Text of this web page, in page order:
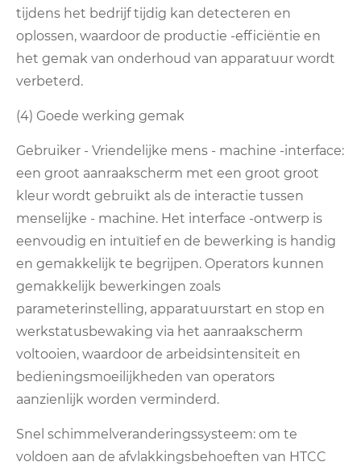
tijdens het bedrijf tijdig kan detecteren en
oplossen, waardoor de productie -efficiëntie en
het gemak van onderhoud van apparatuur wordt
verbeterd.
(4) Goede werking gemak
Gebruiker - Vriendelijke mens - machine -interface:
een groot aanraakscherm met een groot groot
kleur wordt gebruikt als de interactie tussen
menselijke - machine. Het interface -ontwerp is
eenvoudig en intuïtief en de bewerking is handig
en gemakkelijk te begrijpen. Operators kunnen
gemakkelijk bewerkingen zoals
parameterinstelling, apparatuurstart en stop en
werkstatusbewaking via het aanraakscherm
voltooien, waardoor de arbeidsintensiteit en
bedieningsmoeilijkheden van operators
aanzienlijk worden verminderd.
Snel schimmelveranderingssysteem: om te
voldoen aan de afvlakkingsbehoeften van HTCC